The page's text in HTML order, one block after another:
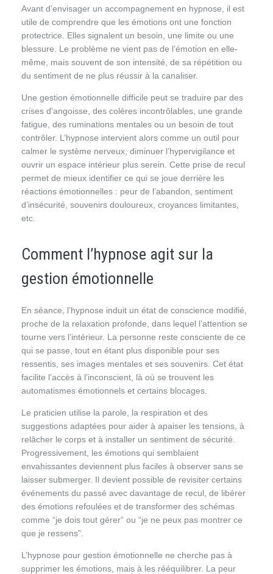
Avant d’envisager un accompagnement en hypnose, il est
utile de comprendre que les émotions ont une fonction
protectrice. Elles signalent un besoin, une limite ou une
blessure. Le problème ne vient pas de l’émotion en elle-
même, mais souvent de son intensité, de sa répétition ou
du sentiment de ne plus réussir à la canaliser.
Une gestion émotionnelle difficile peut se traduire par des
crises d’angoisse, des colères incontrôlables, une grande
fatigue, des ruminations mentales ou un besoin de tout
contrôler. L’hypnose intervient alors comme un outil pour
calmer le système nerveux, diminuer l’hypervigilance et
ouvrir un espace intérieur plus serein. Cette prise de recul
permet de mieux identifier ce qui se joue derrière les
réactions émotionnelles : peur de l’abandon, sentiment
d’insécurité, souvenirs douloureux, croyances limitantes,
etc.
Comment l’hypnose agit sur la
gestion émotionnelle
En séance, l’hypnose induit un état de conscience modifié,
proche de la relaxation profonde, dans lequel l’attention se
tourne vers l’intérieur. La personne reste consciente de ce
qui se passe, tout en étant plus disponible pour ses
ressentis, ses images mentales et ses souvenirs. Cet état
facilite l’accès à l’inconscient, là où se trouvent les
automatismes émotionnels et certains blocages.
Le praticien utilise la parole, la respiration et des
suggestions adaptées pour aider à apaiser les tensions, à
relâcher le corps et à installer un sentiment de sécurité.
Progressivement, les émotions qui semblaient
envahissantes deviennent plus faciles à observer sans se
laisser submerger. Il devient possible de revisiter certains
événements du passé avec davantage de recul, de libérer
des émotions refoulées et de transformer des schémas
comme “je dois tout gérer” ou “je ne peux pas montrer ce
que je ressens”.
L’hypnose pour gestion émotionnelle ne cherche pas à
supprimer les émotions, mais à les rééquilibrer. La peur